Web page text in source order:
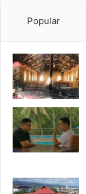
Popular